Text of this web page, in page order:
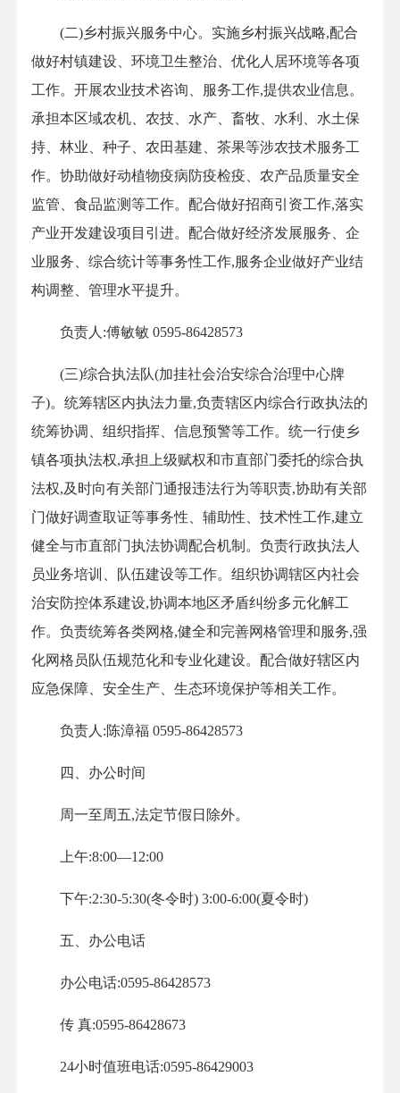
(二)乡村振兴服务中心。实施乡村振兴战略,配合
做好村镇建设、环境卫生整治、优化人居环境等各项
工作。开展农业技术咨询、服务工作,提供农业信息。
承担本区域农机、农技、水产、畜牧、水利、水土保
持、林业、种子、农田基建、茶果等涉农技术服务工
作。协助做好动植物疫病防疫检疫、农产品质量安全
监管、食品监测等工作。配合做好招商引资工作,落实
产业开发建设项目引进。配合做好经济发展服务、企
业服务、综合统计等事务性工作,服务企业做好产业结
构调整、管理水平提升。
负责人:傅敏敏 0595-86428573
(三)综合执法队(加挂社会治安综合治理中心牌
子)。统筹辖区内执法力量,负责辖区内综合行政执法的
统筹协调、组织指挥、信息预警等工作。统一行使乡
镇各项执法权,承担上级赋权和市直部门委托的综合执
法权,及时向有关部门通报违法行为等职责,协助有关部
门做好调查取证等事务性、辅助性、技术性工作,建立
健全与市直部门执法协调配合机制。负责行政执法人
员业务培训、队伍建设等工作。组织协调辖区内社会
治安防控体系建设,协调本地区矛盾纠纷多元化解工
作。负责统筹各类网格,健全和完善网格管理和服务,强
化网格员队伍规范化和专业化建设。配合做好辖区内
应急保障、安全生产、生态环境保护等相关工作。
负责人:陈漳福 0595-86428573
四、办公时间
周一至周五,法定节假日除外。
上午:8:00—12:00
下午:2:30-5:30(冬令时) 3:00-6:00(夏令时)
五、办公电话
办公电话:0595-86428573
传 真:0595-86428673
24小时值班电话:0595-86429003